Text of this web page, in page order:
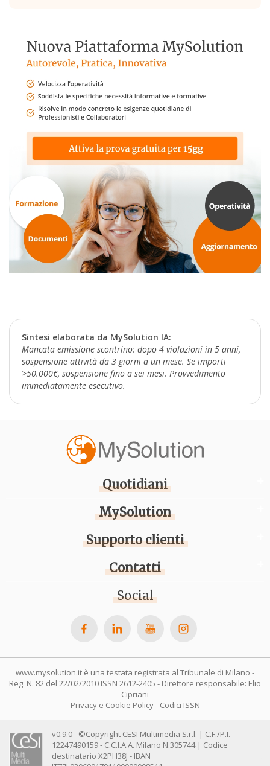
Sintesi elaborata da MySolution IA:
Mancata emissione scontrino: dopo 4 violazioni in 5 anni,
sospensione attività da 3 giorni a un mese. Se importi
>50.000€, sospensione fino a sei mesi. Provvedimento
immediatamente esecutivo.
Quotidiani
MySolution
Supporto clienti
Contatti
Social
www.mysolution.it è una testata registrata al Tribunale di Milano -
Reg. N. 82 del 22/02/2010 ISSN 2612-2405 - Direttore responsabile: Elio
Cipriani
Privacy e Cookie Policy- Codici ISSN
v0.9.0 - ©Copyright CESI Multimedia S.r.l. | C.F./P.I.
12247490159 - C.C.I.A.A. Milano N.305744 | Codice
destinatario X2PH38J - IBAN